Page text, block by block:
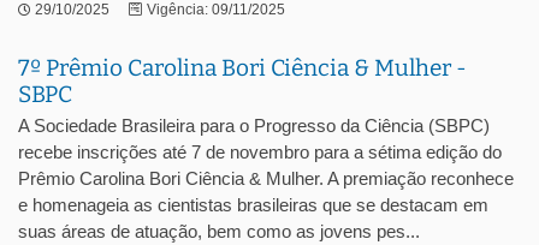
29/10/2025 Vigência: 09/11/2025
7º Prêmio Carolina Bori Ciência & Mulher -
SBPC
A Sociedade Brasileira para o Progresso da Ciência (SBPC)
recebe inscrições até 7 de novembro para a sétima edição do
Prêmio Carolina Bori Ciência & Mulher. A premiação reconhece
e homenageia as cientistas brasileiras que se destacam em
suas áreas de atuação, bem como as jovens pes...